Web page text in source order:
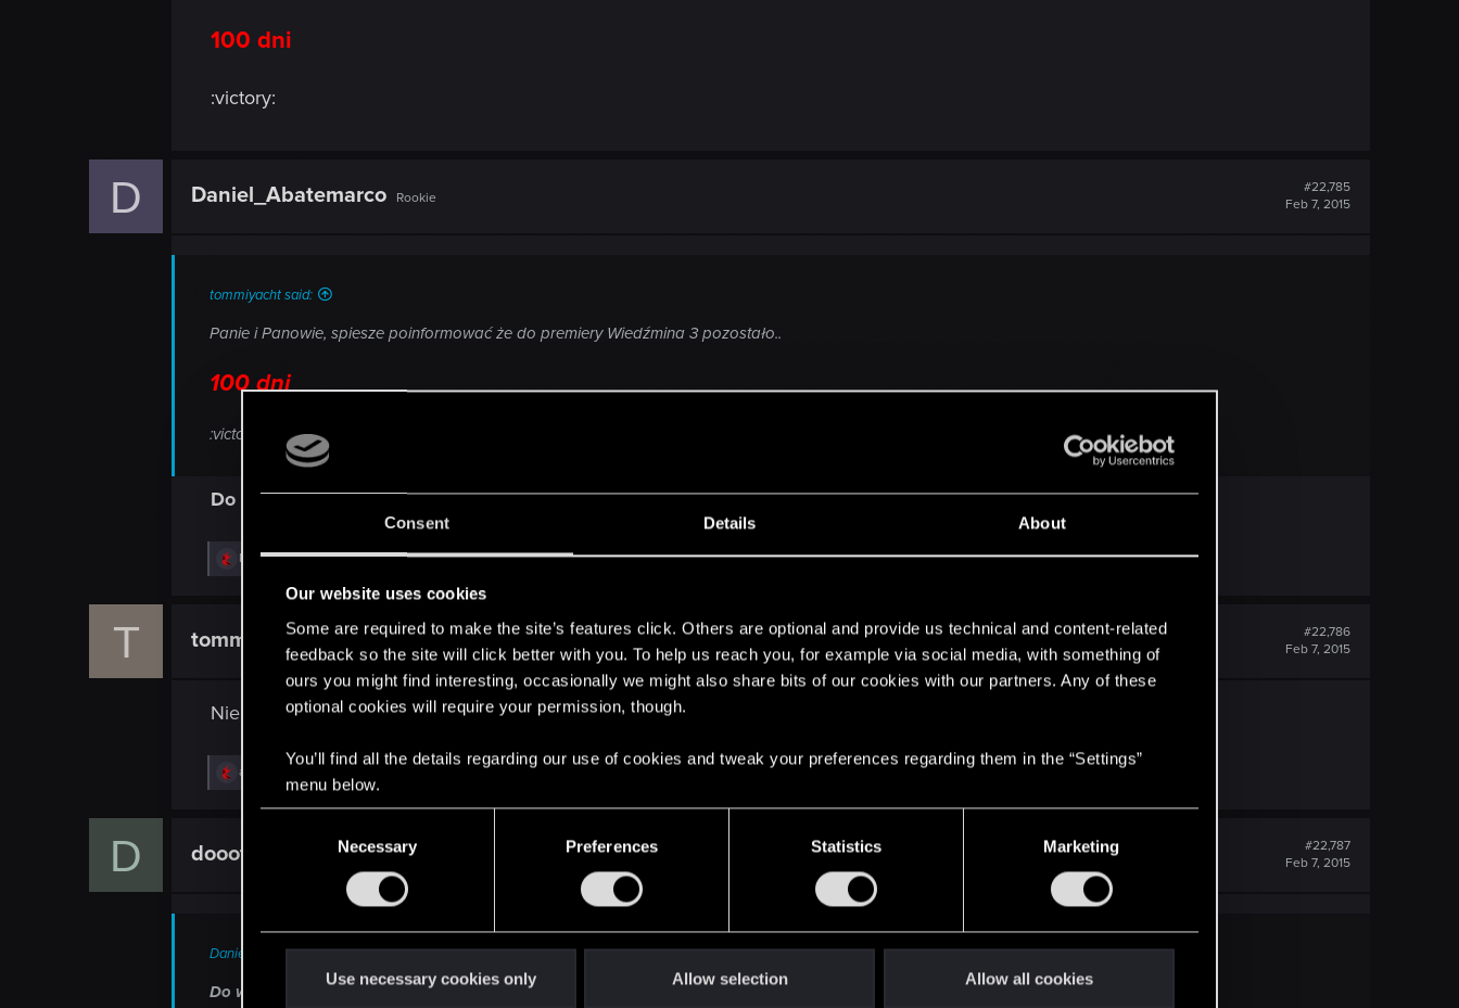
Consent Details About
Our website uses cookies
Some are required to make the site’s features click. Others are optional and provide us technical and content-related
feedback so the site will click better with you. To help us reach you, for example via social media, with something of
ours you might find interesting, occasionally we might also share bits of our cookies with our partners. Any of these
optional cookies will require your permission, though.
You’ll find all the details regarding our use of cookies and tweak your preferences regarding them in the “Settings”
menu below.
Necessary Preferences Statistics Marketing
Use necessary cookies only Allow selection Allow all cookies
100 dni
:victory:
D Daniel_Abatemarco Rookie
#22,785
Feb 7, 2015
tommiyacht said:
Panie i Panowie, spiesze poinformować że do premiery Wiedźmina 3 pozostało..
100 dni
:victory:
Do wersji konsolwych.
R
i
:
I_w_a_N
T tommiyacht
#22,786
Feb 7, 2015
Nie kracz panie
R
i
alibaba11
D dooot Forum veteran
#22,787
Feb 7, 2015
Daniel Abatemarco said:
Do wersji konsolwych.